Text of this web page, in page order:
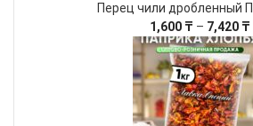
Перец чили дробленный
1,600 ₸ – 7,420 ₸